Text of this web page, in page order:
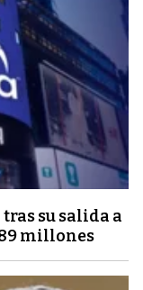
su salida a
millones